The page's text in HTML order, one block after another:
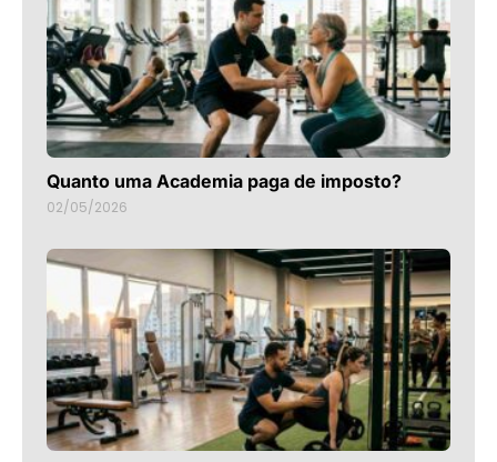
Quanto uma Academia paga de imposto?
02/05/2026